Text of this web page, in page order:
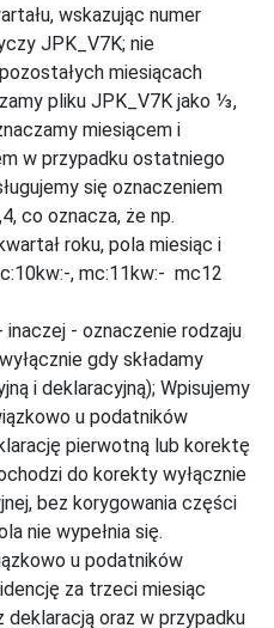
wskazując numer
JPK_V7K; nie
miesiącach
pliku JPK_V7K jako ⅓,
miesiącem i
w przypadku ostatniego
się oznaczeniem
co oznacza, że np.
roku, pola miesiąc i
, mc:11kw:- mc12
inaczej - oznaczenie rodzaju
gdy składamy
i deklaracyjną); Wpisujemy
u podatników
pierwotną lub korektę
do korekty wyłącznie
bez korygowania części
nie wypełnia się.
u podatników
za trzeci miesiąc
deklaracją oraz w przypadku